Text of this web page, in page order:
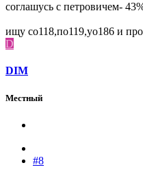
соглашусь с петровичем-
ищу со118,по119,уо186 и
D
DIM
Местный
#8